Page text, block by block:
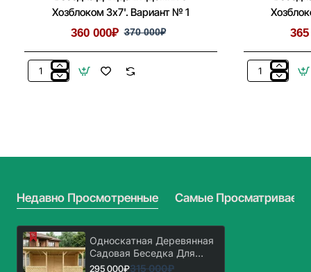
Хозблоком 3х7'. Вариант № 1
360 000₽ 370 000₽
Беседка
3х7'.
1
Беседка
3х7'.
2
Недавно Просмотренные Самые
Односкатная Деревянная
Садовая Беседка Для
Дачи 3х5
295 000₽315 000₽